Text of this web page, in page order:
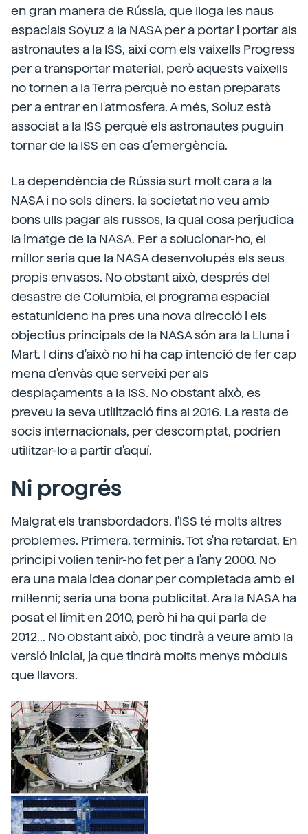
en gran manera de Rússia, que lloga les naus
espacials Soyuz a la NASA per a portar i portar als
astronautes a la ISS, així com els vaixells Progress
per a transportar material, però aquests vaixells
no tornen a la Terra perquè no estan preparats
per a entrar en l'atmosfera. A més, Soiuz està
associat a la ISS perquè els astronautes puguin
tornar de la ISS en cas d'emergència.
La dependència de Rússia surt molt cara a la
NASA i no sols diners, la societat no veu amb
bons ulls pagar als russos, la qual cosa perjudica
la imatge de la NASA. Per a solucionar-ho, el
millor seria que la NASA desenvolupés els seus
propis envasos. No obstant això, després del
desastre de Columbia, el programa espacial
estatunidenc ha pres una nova direcció i els
objectius principals de la NASA són ara la Lluna i
Mart. I dins d'això no hi ha cap intenció de fer cap
mena d'envàs que serveixi per als
desplaçaments a la ISS. No obstant això, es
preveu la seva utilització fins al 2016. La resta de
socis internacionals, per descomptat, podrien
utilitzar-lo a partir d'aquí.
Ni progrés
Malgrat els transbordadors, l'ISS té molts altres
problemes. Primera, terminis. Tot s'ha retardat. En
principi volien tenir-ho fet per a l'any 2000. No
era una mala idea donar per completada amb el
mil·lenni; seria una bona publicitat. Ara la NASA ha
posat el límit en 2010, però hi ha qui parla de
2012... No obstant això, poc tindrà a veure amb la
versió inicial, ja que tindrà molts menys mòduls
que llavors.